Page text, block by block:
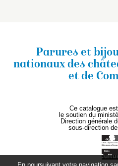
Parures et
nationauxdes
et de
Ce catalogue
le soutien du
Direction générale
sous-direction